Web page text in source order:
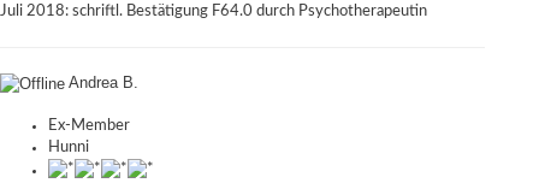
Juli 2018: schriftl. Bestätigung F64.0 durch Psychotherapeutin
Andrea B.
Ex-Member
Hunni